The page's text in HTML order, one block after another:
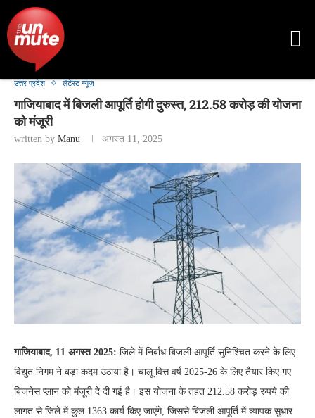
उत्तर प्रदेश लेटेस्ट न्यूज़
गाजियाबाद में बिजली आपूर्ति होगी दुरुस्त, 212.58 करोड़ की योजना
को मंजूरी
written by Manu अगस्त 11, 2025
गाजियाबाद, 11 अगस्त 2025: जिले में निर्बाध बिजली आपूर्ति सुनिश्चित करने के लिए
विद्युत निगम ने बड़ा कदम उठाया है। चालू वित्त वर्ष 2025-26 के लिए तैयार किए गए
बिजनेस प्लान को मंजूरी दे दी गई है। इस योजना के तहत 212.58 करोड़ रुपये की
लागत से जिले में कुल 1363 कार्य किए जाएंगे, जिससे बिजली आपूर्ति में व्यापक सुधार